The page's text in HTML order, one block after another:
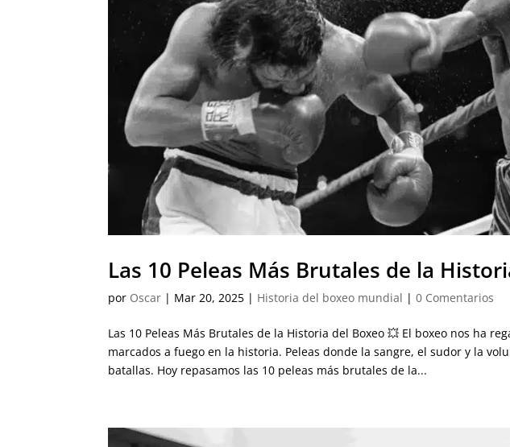
Las 10 Peleas Más Brutales de la
por Oscar | Mar 20, 2025 | Historia del boxeo mundial |0 Comentarios
Las 10 Peleas Más Brutales de la Historia del Boxeo 💥 El boxeo nos ha
marcados a fuego en la historia. Peleas donde la sangre, el sudor y la
batallas. Hoy repasamos las 10 peleas más brutales de la...